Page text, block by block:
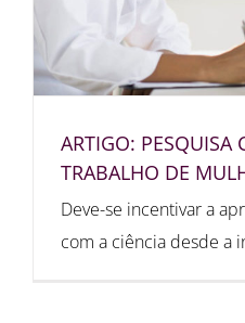
ARTIGO: PESQUISA
TRABALHO DE
Deve-se incentivar a
com a ciência desde a